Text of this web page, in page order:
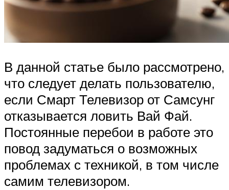
В данной статье было рассмотрено,
что следует делать пользователю,
если Смарт Телевизор от Самсунг
отказывается ловить Вай Фай.
Постоянные перебои в работе это
повод задуматься о возможных
проблемах с техникой, в том числе
самим телевизором.